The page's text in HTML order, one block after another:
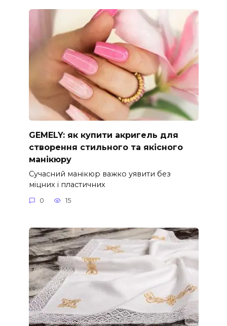
GEMELY: як купити акригель для
створення стильного та якісного
манікюру
Сучасний манікюр важко уявити без
міцних і пластичних
0 15